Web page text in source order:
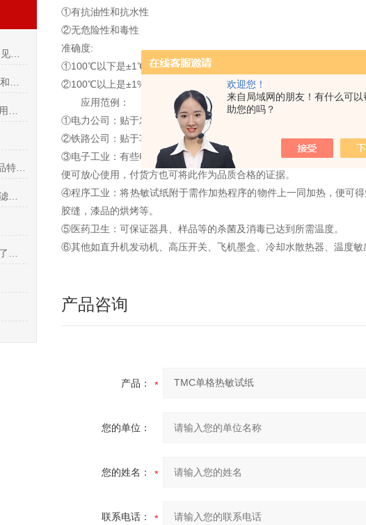
欢迎您！
来自局域网的朋友！有什么可以
助您的吗？
①有抗油性和抗水性
②无危险性和毒性
准确度:
①100℃以下是±1℃
②100℃以上是±1%量程
应用范例：
①电力公司：贴于发电机，电动机，变压器上，如发觉超温即表示系
②铁路公司：贴于车轮、轴箱、路轨上，定时检查是否超温，可保证车
③电子工业：有些电子组件，印刷电路板等如于运输中偶遇高温，便
便可放心使用，付货方也可将此作为品质合格的证据。
④程序工业：将热敏试纸附于需作加热程序的物件上一同加热，便可
胶缝，漆品的烘烤等。
⑤医药卫生：可保证器具、样品等的杀菌及消毒已达到所需温度。
⑥其他如直升机发动机、高压开关、飞机墨盒、冷却水散热器、温度敏
产品咨询
产品：
您的单位：
您的姓名：
联系电话：